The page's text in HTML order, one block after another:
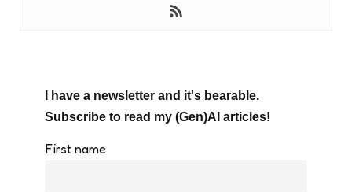
I have a newsletter and it's bearable.
Subscribe to read my (Gen)AI articles!
First name